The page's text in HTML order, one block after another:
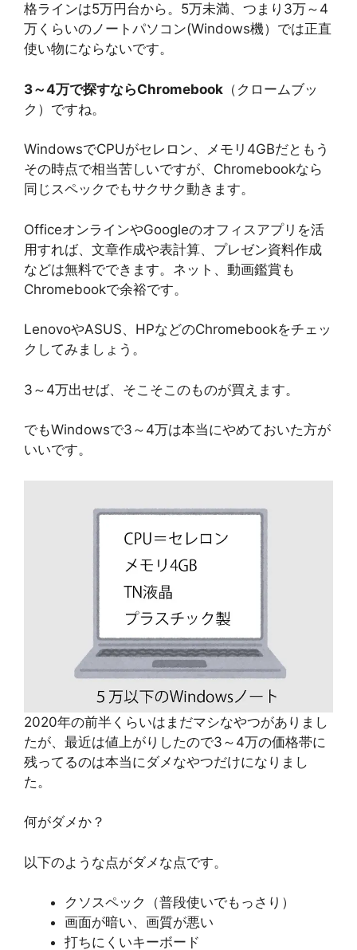
格ラインは5万円台から。5万未満、つまり3万～4
万くらいのノートパソコン(Windows機）では正直
使い物にならないです。
3～4万で探すならChromebook （クロームブッ
ク）ですね。
WindowsでCPUがセレロン、メモリ4GBだともう
その時点で相当苦しいですが、Chromebookなら
同じスペックでもサクサク動きます。
OfficeオンラインやGoogleのオフィスアプリを活
用すれば、文章作成や表計算、プレゼン資料作成
などは無料でできます。ネット、動画鑑賞も
Chromebookで余裕です。
LenovoやASUS、HPなどのChromebookをチェッ
クしてみましょう。
3～4万出せば、そこそこのものが買えます。
でもWindowsで3～4万は本当にやめておいた方が
いいです。
2020年の前半くらいはまだマシなやつがありまし
たが、最近は値上がりしたので3～4万の価格帯に
残ってるのは本当にダメなやつだけになりまし
た。
何がダメか？
以下のような点がダメな点です。
クソスペック（普段使いでもっさり）
画面が暗い、画質が悪い
打ちにくいキーボード